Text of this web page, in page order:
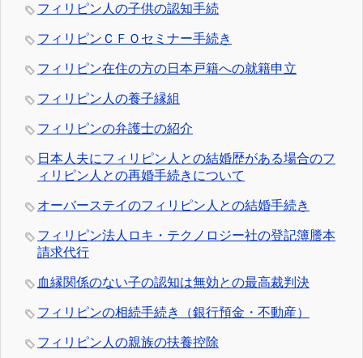
フィリピン人の子供の認知手続
フィリピンＣＦＯセミナー手続き
フィリピン在住の方の日本戸籍への就籍申立
フィリピン人の養子縁組
フィリピンの弁護士の紹介
日本人夫にフィリピン人との結婚歴がある場合のフ
ィリピン人との再婚手続きについて
オーバーステイのフィリピン人との結婚手続き
フィリピン法人ロキ・テクノロジー社の登記簿謄本
請求代行
血縁関係のない子の認知は無効との最高裁判決
フィリピンの相続手続き（銀行預金・不動産）
フィリピン人の親族の扶養控除